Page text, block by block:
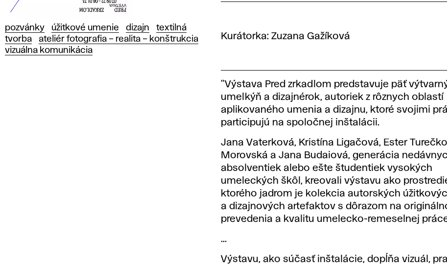
pozvánky úžitkové umenie dizajn
textilná
tvorba
ateliér fotografia – realita – konštrukcia
vizuálna komunikácia
Kurátorka: Zuzana Gažíková
"Výstava Pred zrkadlom predstavuje päť
umelkýň a dizajnérok, autoriek z rôznych oblastí
aplikovaného umenia a dizajnu, ktoré svojimi
participujú na spoločnej inštalácii.
Jana Vaterková, Kristína Ligačová, Ester
Morovská a Jana Budaiová, generácia
absolventiek alebo ešte študentiek vysokých
umeleckých škôl, kreovali výstavu ako
ktorého jadrom je kolekcia autorských
a dizajnových artefaktov s dôrazom na
prevedenia a kvalitu umelecko-remeselnej
...
Výstavu, ako súčasť inštalácie, dopĺňa vizuál,